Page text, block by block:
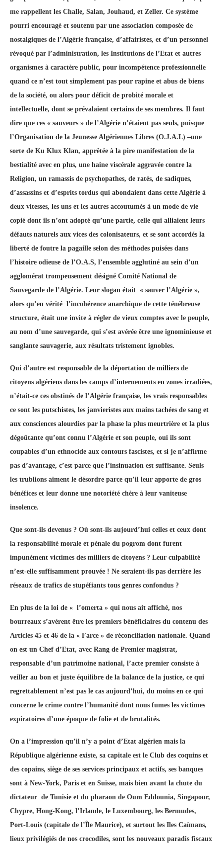
me rappellent les Challe, Salan, Jouhaud, et Zeller. Ce système
pourri encouragé et soutenu par une association composée de
nostalgiques de l’Algérie française, d’affairistes, et d’un personnel
révoqué par l’administration, les Institutions de l’Etat et autres
organismes à caractère public, pour incompétence professionnelle
quand ce n’est tout simplement pas pour rapine et abus de biens
de la société, ou alors pour déficit de probité morale et
intellectuelle, dont se prévalaient certains de ses membres. Il faut
dire que ces « sauveurs » de l’Algérie n’étaient pas seuls, puisque
l’Organisation de la Jeunesse Algériennes Libres (O.J.A.L) –une
sorte de Ku Klux Klan, apprêtée à la pire manifestation de la
bestialité avec en plus, une haine viscérale aggravée contre la
Religion, un ramassis de psychopathes, de ratés, de sadiques,
d’assassins et d’esprits tordus qui abondaient dans cette Algérie à
deux vitesses, les uns et les autres accoutumés à un mode de vie
copié dont ils n’ont adopté qu’une partie, celle qui alliaient leurs
défauts naturels aux vices des colonisateurs, et se sont accordés la
liberté de foutre la pagaille selon des méthodes puisées dans
l’histoire odieuse de l’O.A.S, l’ensemble agglutiné au sein d’un
agglomérat trompeusement désigné Comité National de
Sauvegarde de l’Algérie. Leur slogan était « sauver l’Algérie »,
alors qu’en vérité l’incohérence anarchique de cette ténébreuse
structure, était une invite à régler de vieux comptes avec le peuple,
au nom d’une sauvegarde, qui s’est avérée être une ignominieuse et
sanglante sauvagerie, aux résultats tristement ignobles.
Qui d’autre est responsable de la déportation de milliers de
citoyens algériens dans les camps d’internements en zones irradiées,
n’était-ce ces obstinés de l’Algérie française, les vrais responsables
ce sont les putschistes, les janvieristes aux mains tachées de sang et
aux consciences alourdies par la phase la plus meurtrière et la plus
dégoûtante qu’ont connu l’Algérie et son peuple, oui ils sont
coupables d’un ethnocide aux contours fascistes, et si je n’affirme
pas d’avantage, c’est parce que l’insinuation est suffisante. Seuls
les trublions aiment le désordre parce qu’il leur apporte de gros
bénéfices et leur donne une notoriété chère à leur vaniteuse
insolence.
Que sont-ils devenus ? Où sont-ils aujourd’hui celles et ceux dont
la responsabilité morale et pénale du pogrom dont furent
impunément victimes des milliers de citoyens ? Leur culpabilité
n’est-elle suffisamment prouvée ! Ne seraient-ils pas derrière les
réseaux de trafics de stupéfiants tous genres confondus ?
En plus de la loi de « l’omerta » qui nous ait affiché, nos
bourreaux s’avèrent être les premiers bénéficiaires du contenu des
Articles 45 et 46 de la « Farce » de réconciliation nationale. Quand
on est un Chef d’Etat, avec Rang de Premier magistrat,
responsable d’un patrimoine national, l’acte premier consiste à
veiller au bon et juste équilibre de la balance de la justice, ce qui
regrettablement n’est pas le cas aujourd’hui, du moins en ce qui
concerne le crime contre l’humanité dont nous fumes les victimes
expiratoires d’une époque de folie et de brutalités.
On a l’impression qu’il n’y a point d’Etat algérien mais la
République algérienne existe, sa capitale est le Club des coquins et
des copains, siège de ses services principaux et actifs, ses banques
sont à New-York, Paris et en Suisse, mais bien avant la chute du
dictateur de Tunisie et du pharaon de Oum Eddounia, Singapour,
Chypre, Hong-Kong, l’Irlande, le Luxembourg, les Bermudes,
Port-Louis (capitale de l’Île Maurice), et surtout les Iles Caïmans,
lieux privilégiés de nos crocodiles, sont les nouveaux paradis fiscaux